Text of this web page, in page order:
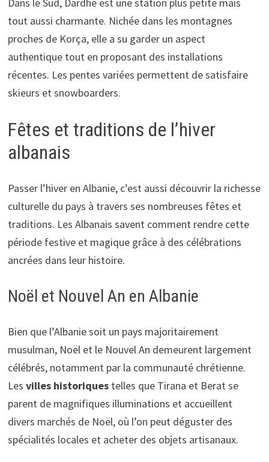
tout aussi charmante. Nichée dans les montagnes
proches de Korça, elle a su garder un aspect
authentique tout en proposant des installations
récentes. Les pentes variées permettent de satisfaire
skieurs et snowboarders.
Fêtes et traditions de l’hiver
albanais
Passer l’hiver en Albanie, c’est aussi découvrir la richesse
culturelle du pays à travers ses nombreuses fêtes et
traditions. Les Albanais savent comment rendre cette
période festive et magique grâce à des célébrations
ancrées dans leur histoire.
Noël et Nouvel An en Albanie
Bien que l’Albanie soit un pays majoritairement
musulman, Noël et le Nouvel An demeurent largement
célébrés, notamment par la communauté chrétienne.
Les villes historiquestelles que Tirana et Berat se
parent de magnifiques illuminations et accueillent
divers marchés de Noël, où l’on peut déguster des
spécialités locales et acheter des objets artisanaux.